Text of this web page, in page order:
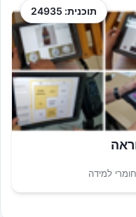
תוכנית: 24935
למידה